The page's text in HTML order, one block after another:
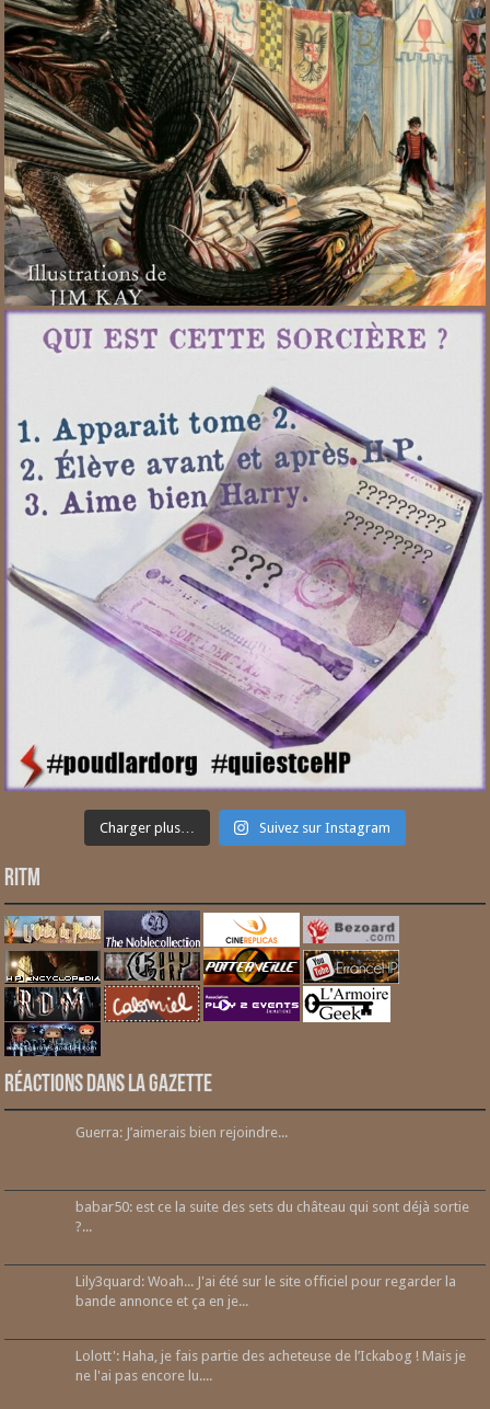
Charger plus… Suivez sur Instagram
RITM
Réactions dans la gazette
Guerra: J’aimerais bien rejoindre...
babar50: est ce la suite des sets du château qui sont déjà sortie
?...
Lily3quard: Woah... J'ai été sur le site officiel pour regarder la
bande annonce et ça en je...
Lolott': Haha, je fais partie des acheteuse de l’Ickabog ! Mais je
ne l'ai pas encore lu....